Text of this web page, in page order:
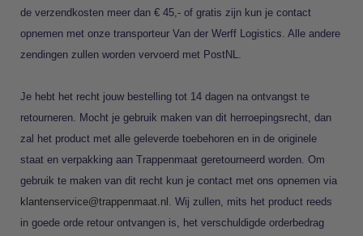
de verzendkosten meer dan € 45,- of gratis zijn kun je contact
opnemen met onze transporteur Van der Werff Logistics. Alle andere
zendingen zullen worden vervoerd met PostNL.
Je hebt het recht jouw bestelling tot 14 dagen na ontvangst te
retourneren. Mocht je gebruik maken van dit herroepingsrecht, dan
zal het product met alle geleverde toebehoren en in de originele
staat en verpakking aan Trappenmaat geretourneerd worden. Om
gebruik te maken van dit recht kun je contact met ons opnemen via
klantenservice@trappenmaat.nl . Wij zullen, mits het product reeds
in goede orde retour ontvangen is, het verschuldigde orderbedrag